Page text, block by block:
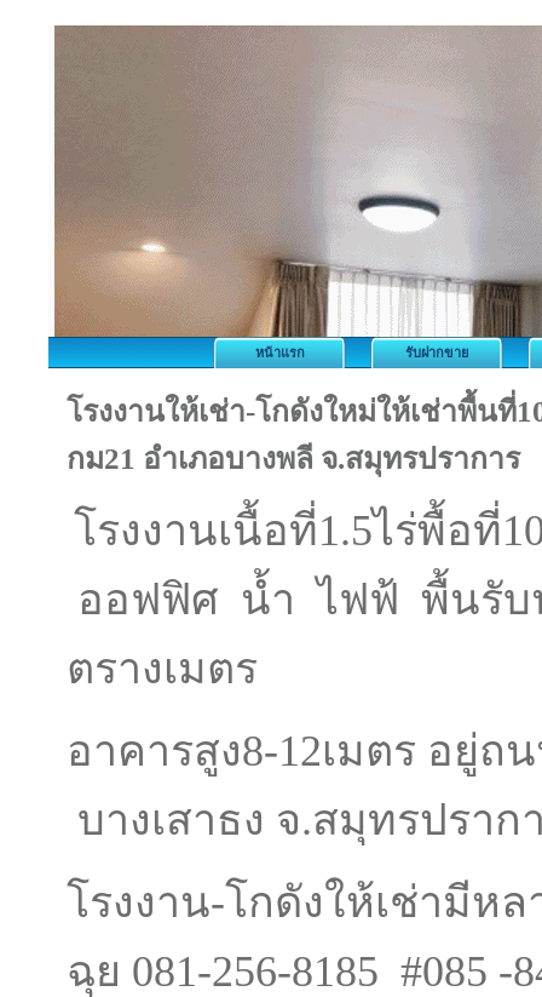
หน้าแรก รับฝากขาย
โรงงานให้เช่า-โกดังใหม่ให้เช่าพื้นที่
กม21 อำเภอบางพลี จ.สมุทรปราการ
โรงงานเนื้อที่1.5ไร่พื้อที่
ออฟฟิศ น้ำ ไฟฟ้ พื้นรับ
ตรางเมตร
อาคารสูง8-12เมตร อยู่ถ
บางเสาธง จ.สมุทรปราก
โรงงาน-โกดังให้เช่ามีห
ฉุย 081-256-8185 #085 -